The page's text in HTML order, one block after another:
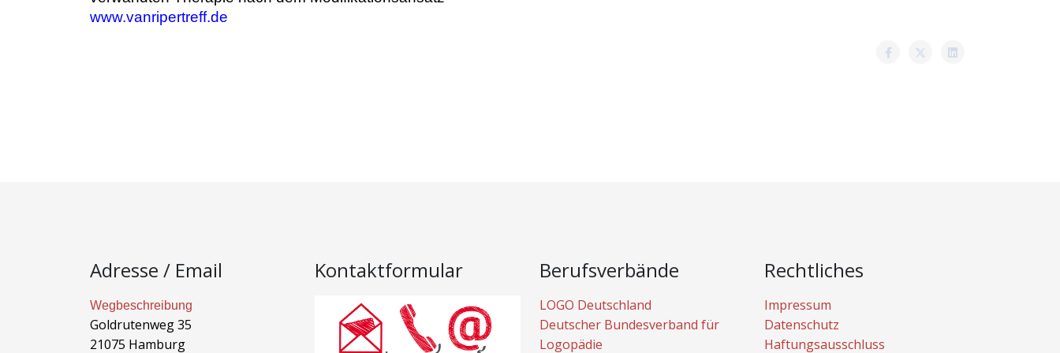
www.vanripertreff.de
Adresse / Email
Wegbeschreibung
Goldrutenweg 35
21075 Hamburg
Kontaktformular Berufsverbände
LOGO Deutschland
Deutscher Bundesverband für
Logopädie
Rechtliches
Impressum
Datenschutz
Haftungsausschluss